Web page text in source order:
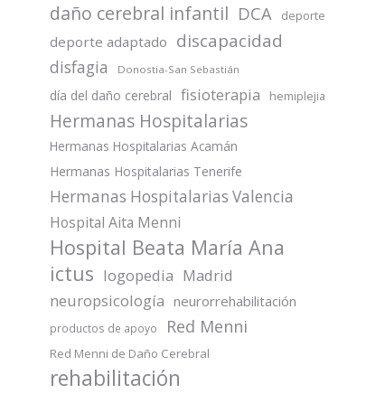
daño cerebral infantil DCA deporte
deporte adaptado discapacidad
disfagia Donostia-San Sebastián
día del daño cerebral fisioterapia hemiplejia
Hermanas Hospitalarias
Hermanas Hospitalarias Acamán
Hermanas Hospitalarias Tenerife
Hermanas Hospitalarias Valencia
Hospital Aita Menni
Hospital Beata María Ana
ictus logopedia Madrid
neuropsicología neurorrehabilitación
productos de apoyo Red Menni
Red Menni de Daño Cerebral
rehabilitación